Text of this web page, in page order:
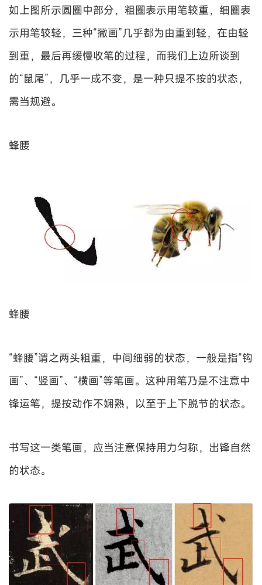
如上图所示圆圈中部分，粗圈表示用笔较重，细圈表
示用笔较轻，三种“撇画”几乎都为由重到轻，在由轻
到重，最后再缓慢收笔的过程，而我们上边所谈到
的“鼠尾”，几乎一成不变，是一种只提不按的状态，
需当规避。
蜂腰
蜂腰
“蜂腰”谓之两头粗重，中间细弱的状态，一般是指“钩
画”、“竖画”、“横画”等笔画。这种用笔乃是不注意中
锋运笔，提按动作不娴熟，以至于上下脱节的状态。
书写这一类笔画，应当注意保持用力匀称，出锋自然
的状态。